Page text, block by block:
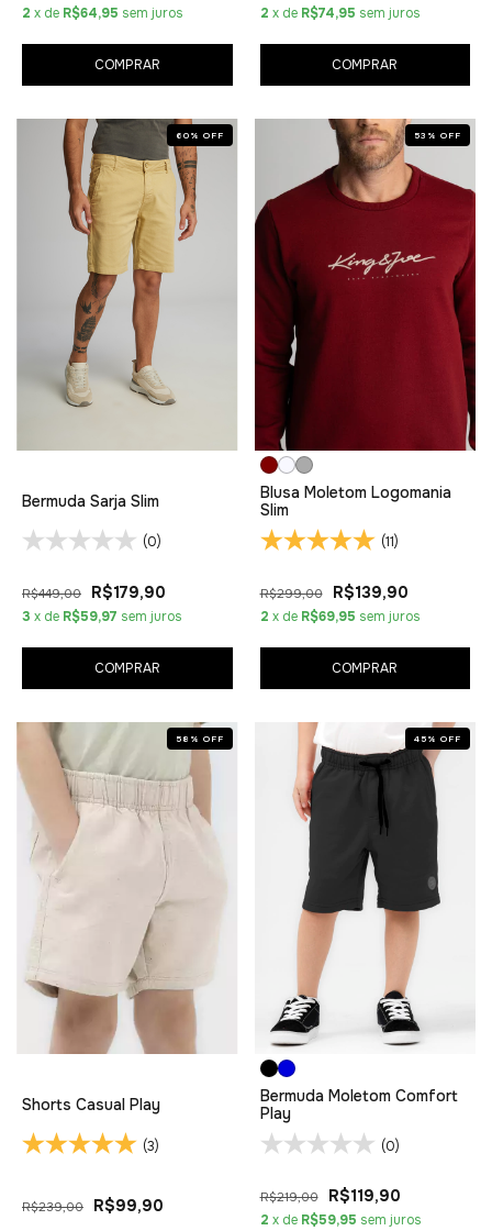
2 x de R$64,95 sem juros
COMPRAR
2 x de R$74,95 sem juros
COMPRAR
60 % OFF
Bermuda Sarja Slim
(0)
R$449,00 R$179,90
3 x de R$59,97 sem juros
COMPRAR
53 % OFF
Blusa Moletom Logomania
Slim
(11)
R$299,00 R$139,90
2 x de R$69,95 sem juros
COMPRAR
58 % OFF
Shorts Casual Play
(3)
R$239,00 R$99,90
45 % OFF
Bermuda Moletom Comfort
Play
(0)
R$219,00 R$119,90
2 x de R$59,95 sem juros